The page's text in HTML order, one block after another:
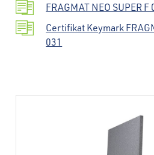
FRAGMAT NEO SUPER
Certifikat Keymark
031